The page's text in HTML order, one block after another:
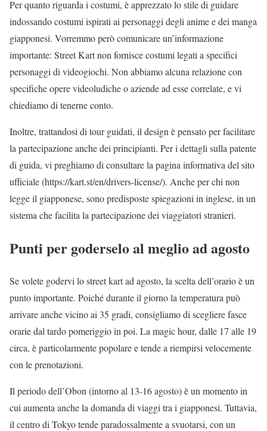
Per quanto riguarda i costumi, è apprezzato lo stile di guidare
indossando costumi ispirati ai personaggi degli anime e dei manga
giapponesi. Vorremmo però comunicare un’informazione
importante: Street Kart non fornisce costumi legati a specifici
personaggi di videogiochi. Non abbiamo alcuna relazione con
specifiche opere videoludiche o aziende ad esse correlate, e vi
chiediamo di tenerne conto.
Inoltre, trattandosi di tour guidati, il design è pensato per facilitare
la partecipazione anche dei principianti. Per i dettagli sulla patente
di guida, vi preghiamo di consultare la pagina informativa del sito
ufficiale (https://kart.st/en/drivers-license/). Anche per chi non
legge il giapponese, sono predisposte spiegazioni in inglese, in un
sistema che facilita la partecipazione dei viaggiatori stranieri.
Punti per goderselo al meglio ad agosto
Se volete godervi lo street kart ad agosto, la scelta dell’orario è un
punto importante. Poiché durante il giorno la temperatura può
arrivare anche vicino ai 35 gradi, consigliamo di scegliere fasce
orarie dal tardo pomeriggio in poi. La magic hour, dalle 17 alle 19
circa, è particolarmente popolare e tende a riempirsi velocemente
con le prenotazioni.
Il periodo dell’Obon (intorno al 13-16 agosto) è un momento in
cui aumenta anche la domanda di viaggi tra i giapponesi. Tuttavia,
il centro di Tokyo tende paradossalmente a svuotarsi, con un